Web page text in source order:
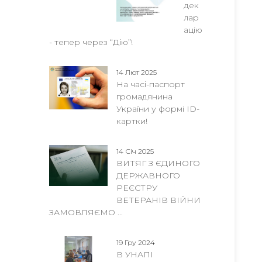
дек
лар
ацію
- тепер через “Дію”!
14 Лют 2025
На часі-паспорт
громадянина
України у формі ID-
картки!
14 Січ 2025
ВИТЯГ З ЄДИНОГО
ДЕРЖАВНОГО
РЕЄСТРУ
ВЕТЕРАНІВ ВІЙНИ
ЗАМОВЛЯЄМО ...
19 Гру 2024
В УНАПІ